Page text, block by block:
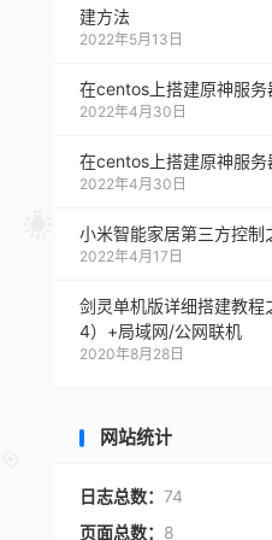
建方法
2022年5月13日
在centos上搭建原神服
2022年4月30日
在centos上搭建原神服
2022年4月30日
小米智能家居第三方控制
2022年4月17日
剑灵单机版详细搭建教程
4）+局域网/公网联机
2020年8月28日
网站统计
日志总数： 74
页面总数： 8